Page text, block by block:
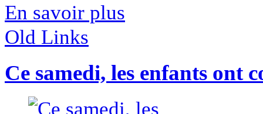
En savoir plus
Old Links
Ce samedi, les enfants ont